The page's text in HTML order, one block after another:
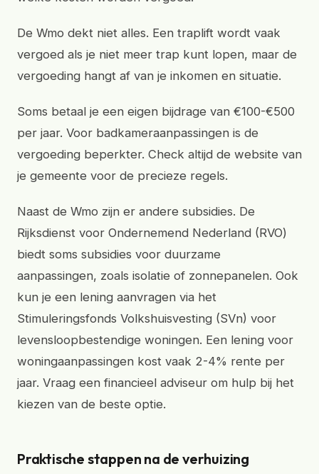
De Wmo dekt niet alles. Een traplift wordt vaak
vergoed als je niet meer trap kunt lopen, maar de
vergoeding hangt af van je inkomen en situatie.
Soms betaal je een eigen bijdrage van €100-€500
per jaar. Voor badkameraanpassingen is de
vergoeding beperkter. Check altijd de website van
je gemeente voor de precieze regels.
Naast de Wmo zijn er andere subsidies. De
Rijksdienst voor Ondernemend Nederland (RVO)
biedt soms subsidies voor duurzame
aanpassingen, zoals isolatie of zonnepanelen. Ook
kun je een lening aanvragen via het
Stimuleringsfonds Volkshuisvesting (SVn) voor
levensloopbestendige woningen. Een lening voor
woningaanpassingen kost vaak 2-4% rente per
jaar. Vraag een financieel adviseur om hulp bij het
kiezen van de beste optie.
Praktische stappen na de verhuizing